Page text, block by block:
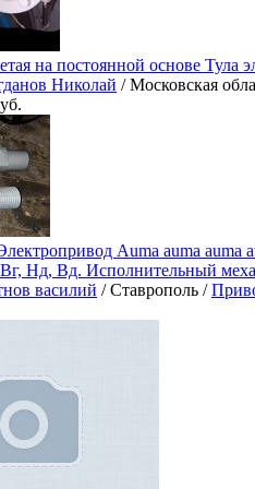
на постоянной основе Тула
Николай / Московская
Auma auma auma
Нд, Вд. Исполнительный
василий / Ставрополь /